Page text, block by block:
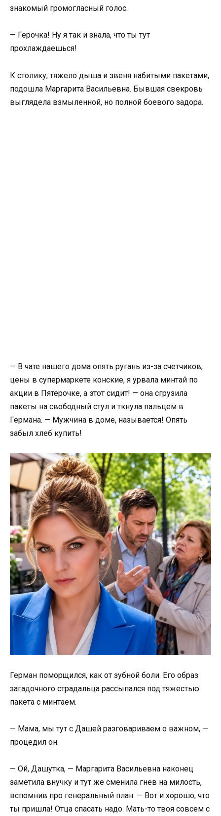
знакомый громогласный голос.
— Герочка! Ну я так и знала, что ты тут
прохлаждаешься!
К столику, тяжело дыша и звеня набитыми пакетами,
подошла Маргарита Васильевна. Бывшая свекровь
выглядела взмыленной, но полной боевого задора.
— В чате нашего дома опять ругань из-за счетчиков,
цены в супермаркете конские, я урвала минтай по
акции в Пятёрочке, а этот сидит! — она сгрузила
пакеты на свободный стул и ткнула пальцем в
Германа. — Мужчина в доме, называется! Опять
забыл хлеб купить!
Герман поморщился, как от зубной боли. Его образ
загадочного страдальца рассыпался под тяжестью
пакета с минтаем.
— Мама, мы тут с Дашей разговариваем о важном, —
процедил он.
— Ой, Дашутка, — Маргарита Васильевна наконец
заметила внучку и тут же сменила гнев на милость,
вспомнив про генеральный план. — Вот и хорошо, что
ты пришла! Отца спасать надо. Мать-то твоя совсем с